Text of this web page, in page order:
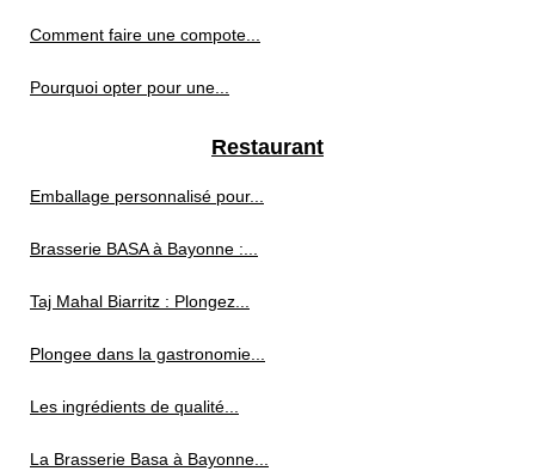
Comment faire une compote...
Pourquoi opter pour une...
Restaurant
Emballage personnalisé pour...
Brasserie BASA à Bayonne :...
Taj Mahal Biarritz : Plongez...
Plongee dans la gastronomie...
Les ingrédients de qualité...
La Brasserie Basa à Bayonne...